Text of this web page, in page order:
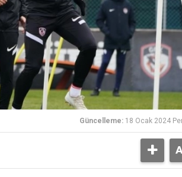
Güncelleme: 18 Ocak 2024